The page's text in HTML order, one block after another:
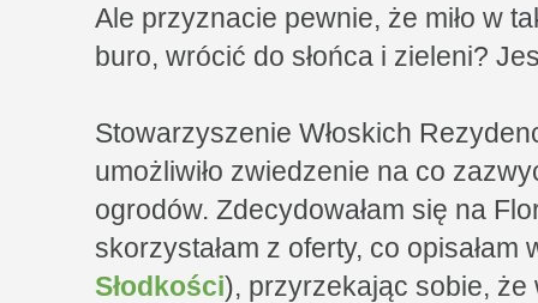
Ale przyznacie pewnie, że miło w
buro, wrócić do słońca i zieleni?
Stowarzyszenie Włoskich
umożliwiło zwiedzenie na co
ogrodów. Zdecydowałam się na
skorzystałam z oferty, co opisałam
Słodkości), przyrzekając sobie,